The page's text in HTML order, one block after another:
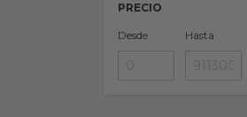
PRECIO
Desde Hasta